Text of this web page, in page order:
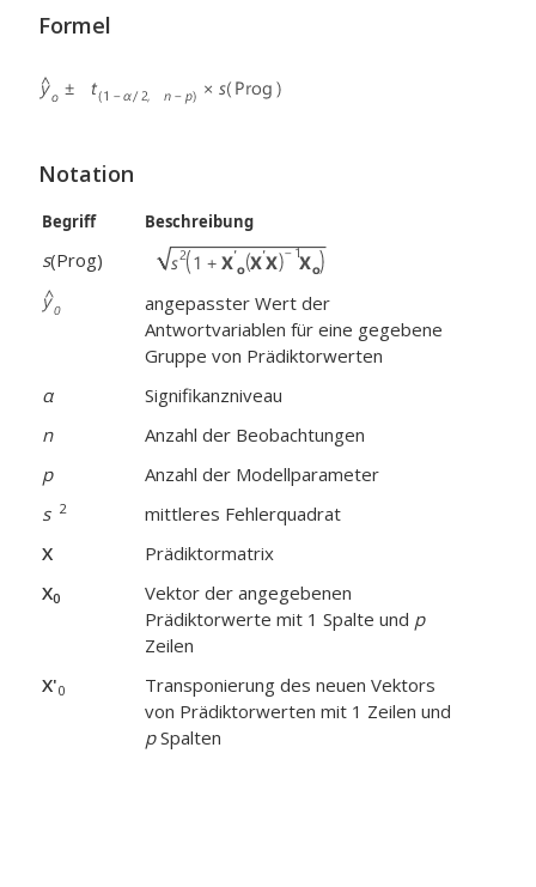
Formel
Notation
Begriff Beschreibung
s(Prog)
angepasster Wert der
Antwortvariablen für eine gegebene
Gruppe von Prädiktorwerten
α
Signifikanzniveau
n
Anzahl der Beobachtungen
p
Anzahl der Modellparameter
s 2
mittleres Fehlerquadrat
X
Prädiktormatrix
X0
Vektor der angegebenen
Prädiktorwerte mit 1 Spalte und p
Zeilen
X'0
Transponierung des neuen Vektors
von Prädiktorwerten mit 1 Zeilen und
pSpalten